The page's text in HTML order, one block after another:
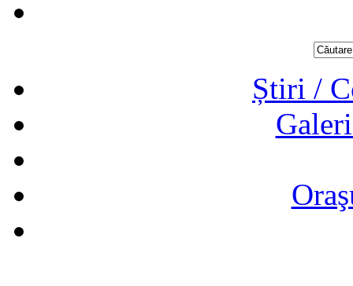
Știri /